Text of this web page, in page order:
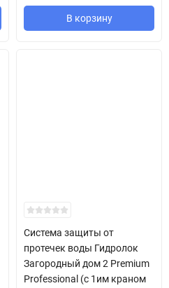
В корзину
Система защиты от
протечек воды Гидролок
Загородный дом 2 Premium
Professional (с 1им краном